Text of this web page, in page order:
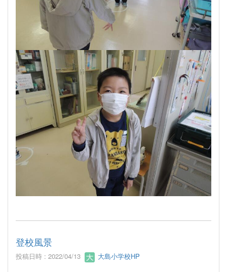
登校風景
投稿日時 : 2022/04/13 大島小学校HP